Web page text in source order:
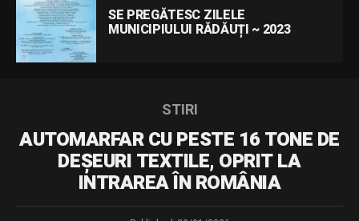
SE PREGĂTESC ZILELE
MUNICIPIULUI RĂDĂUȚI ~ 2023
STIRI
AUTOMARFAR CU PESTE 16 TONE DE
DEȘEURI TEXTILE, OPRIT LA
INTRAREA ÎN ROMÂNIA